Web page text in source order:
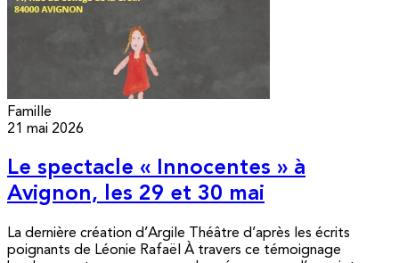
Famille
21 mai 2026
Le spectacle « Innocentes » à
Avignon, les 29 et 30 mai
La dernière création d’Argile Théâtre d’après les écrits
poignants de Léonie Rafaël À travers ce témoignage